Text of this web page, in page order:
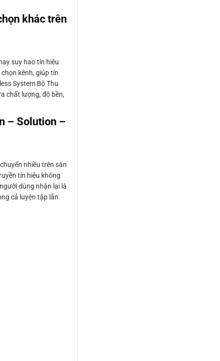
khác trên
suy hao tín hiệu
kênh, giúp tín
System Bộ Thu
chất lượng, độ bền,
– Solution –
nhiều trên sân
tín hiệu không
dùng nhận lại là
cả luyện tập lẫn